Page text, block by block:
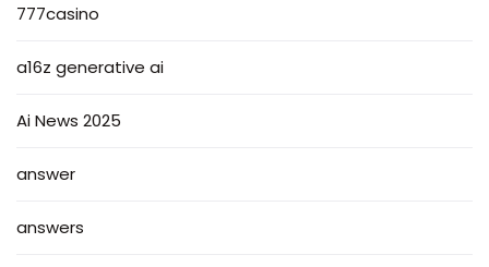
777casino
a16z generative ai
Ai News 2025
answer
answers